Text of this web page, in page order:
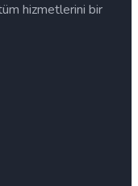
hizmetlerini bir